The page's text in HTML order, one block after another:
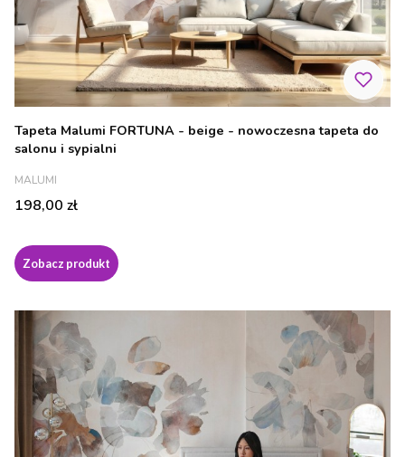
Tapeta Malumi FORTUNA - beige - nowoczesna tapeta do
salonu i sypialni
PRODUCENT
MALUMI
Cena
198,00 zł
Zobacz produkt